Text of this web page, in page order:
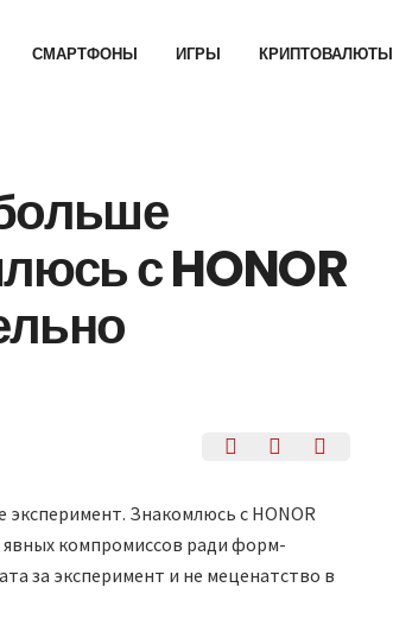
СМАРТФОНЫ ИГРЫ КРИПТОВАЛЮТЫ
с HONOR
Знакомлюсь с HONOR
явных компромиссов ради форм-
за эксперимент и не меценатство в